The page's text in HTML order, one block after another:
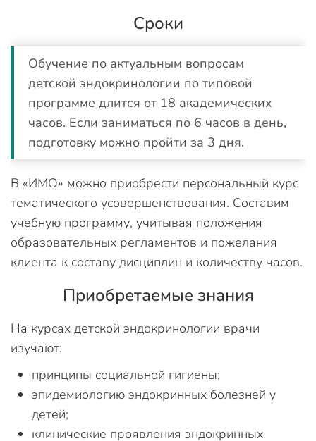
Сроки
Обучение по актуальным вопросам
детской эндокринологии по типовой
программе длится от 18 академических
часов. Если заниматься по 6 часов в день,
подготовку можно пройти за 3 дня.
В «ИМО» можно приобрести персональный курс
тематического усовершенствования. Составим
учебную программу, учитывая положения
образовательных регламентов и пожелания
клиента к составу дисциплин и количеству часов.
Приобретаемые знания
На курсах детской эндокринологии врачи
изучают:
принципы социальной гигиены;
эпидемиологию эндокринных болезней у
детей;
клинические проявления эндокринных